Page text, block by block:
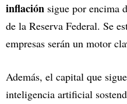
inflación sigue por encima
de la Reserva Federal. Se
empresas serán un motor
Además, el capital que
inteligencia artificial